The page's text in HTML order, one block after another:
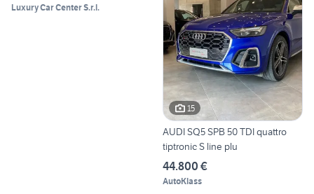
Luxury Car Center S.r.l.
15
AUDI SQ5 SPB 50 TDI quattro
tiptronic S line plu
44.800 €
AutoKlass